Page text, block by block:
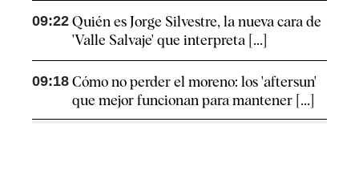
09:22 Quién es Jorge Silvestre, la nueva cara de
'Valle Salvaje' que interpreta [...]
09:18 Cómo no perder el moreno: los 'aftersun'
que mejor funcionan para mantener [...]